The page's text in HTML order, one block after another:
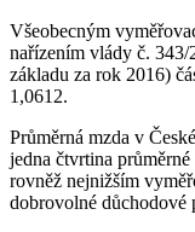
Všeobecným
nařízením vlády č. 343/
základu za rok 2016)
1,0612.
Průměrná mzda v
jedna čtvrtina
rovněž nejnižším
dobrovolné důchodové